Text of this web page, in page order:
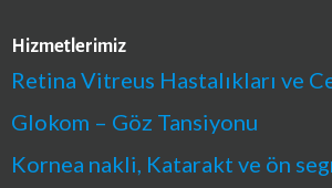
Hizmetlerimiz
Retina Vitreus Hastalıkları ve
Glokom – Göz Tansiyonu
Kornea nakli, Katarakt ve ön